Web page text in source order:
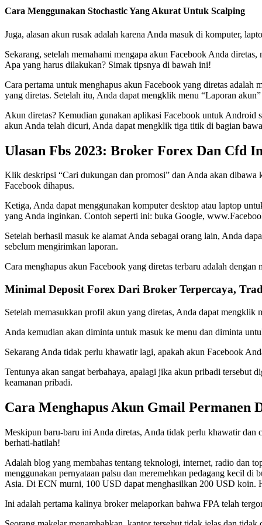
Cara Menggunakan Stochastic Yang Akurat Untuk Scalping
Juga, alasan akun rusak adalah karena Anda masuk di komputer,
Sekarang, setelah memahami mengapa akun Facebook Anda
Apa yang harus dilakukan? Simak tipsnya di bawah ini!
Cara pertama untuk menghapus akun Facebook yang diretas
yang diretas. Setelah itu, Anda dapat mengklik menu “Laporan
Akun diretas? Kemudian gunakan aplikasi Facebook untuk Android
akun Anda telah dicuri, Anda dapat mengklik tiga titik di bagian
Ulasan Fbs 2023: Broker Forex Dan Cfd
Klik deskripsi “Cari dukungan dan promosi” dan Anda akan
Facebook dihapus.
Ketiga, Anda dapat menggunakan komputer desktop atau laptop
yang Anda inginkan. Contoh seperti ini: buka Google,
Setelah berhasil masuk ke alamat Anda sebagai orang lain, Anda
sebelum mengirimkan laporan.
Cara menghapus akun Facebook yang diretas terbaru adalah
Minimal Deposit Forex Dari Broker Terpercaya,
Setelah memasukkan profil akun yang diretas, Anda dapat mengklik
Anda kemudian akan diminta untuk masuk ke menu dan diminta
Sekarang Anda tidak perlu khawatir lagi, apakah akun Facebook
Tentunya akan sangat berbahaya, apalagi jika akun pribadi tersebut
keamanan pribadi.
Cara Menghapus Akun Gmail
Meskipun baru-baru ini Anda diretas, Anda tidak perlu khawatir dan
berhati-hatilah!
Adalah blog yang membahas tentang teknologi, internet, radio dan
menggunakan pernyataan palsu dan meremehkan pedagang kecil
Asia. Di ECN murni, 100 USD dapat menghasilkan 200 USD
Ini adalah pertama kalinya broker melaporkan bahwa FPA telah